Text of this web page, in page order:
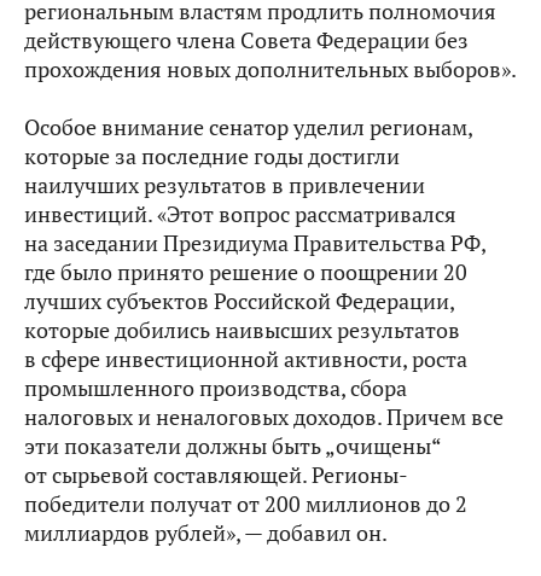
региональным властям продлить полномочия
действующего члена Совета Федерации без
прохождения новых дополнительных выборов».
Особое внимание сенатор уделил регионам,
которые за последние годы достигли
наилучших результатов в привлечении
инвестиций. «Этот вопрос рассматривался
на заседании Президиума Правительства РФ,
где было принято решение о поощрении 20
лучших субъектов Российской Федерации,
которые добились наивысших результатов
в сфере инвестиционной активности, роста
промышленного производства, сбора
налоговых и неналоговых доходов. Причем все
эти показатели должны быть „очищены“
от сырьевой составляющей. Регионы-
победители получат от 200 миллионов до 2
миллиардов рублей», — добавил он.